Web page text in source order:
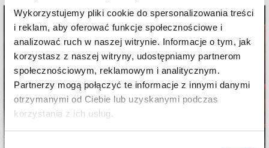
Wykorzystujemy pliki cookie do spersonalizowania treści
i reklam, aby oferować funkcje społecznościowe i
analizować ruch w naszej witrynie. Informacje o tym, jak
korzystasz z naszej witryny, udostępniamy partnerom
społecznościowym, reklamowym i analitycznym.
Partnerzy mogą połączyć te informacje z innymi danymi
otrzymanymi od Ciebie lub uzyskanymi podczas
korzystania z ich usług.